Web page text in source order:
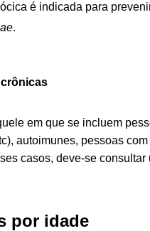
é indicada para
.
em que se incluem
autoimunes, pessoas
casos, deve-se
por idade